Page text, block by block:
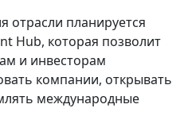
отрасли планируется
Hub, которая позволит
и инвесторам
компании, открывать
международные